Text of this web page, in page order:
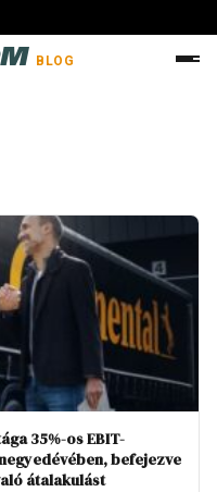
BLOG
35%-os EBIT-
befejezve
átalakulást